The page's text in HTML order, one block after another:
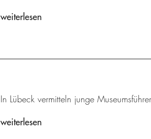
weiterlesen
In Lübeck vermitteln junge
weiterlesen